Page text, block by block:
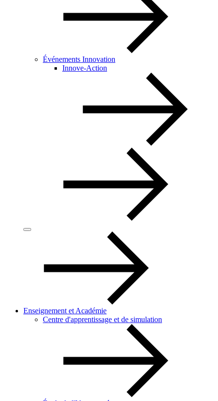
Événements Innovation
Innove-Action
Enseignement et Académie
Centre d'apprentissage et de simulation